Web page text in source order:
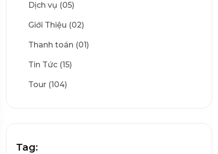
Dịch vụ (05)
Giới Thiệu (02)
Thanh toán (01)
Tin Tức (15)
Tour (104)
Tag: